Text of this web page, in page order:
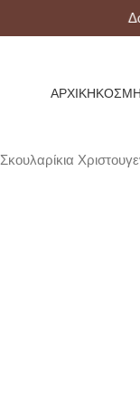
ΑΡΧΙΚΉ
Σκουλαρίκια